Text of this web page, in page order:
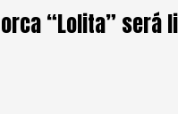
“Lolita” será